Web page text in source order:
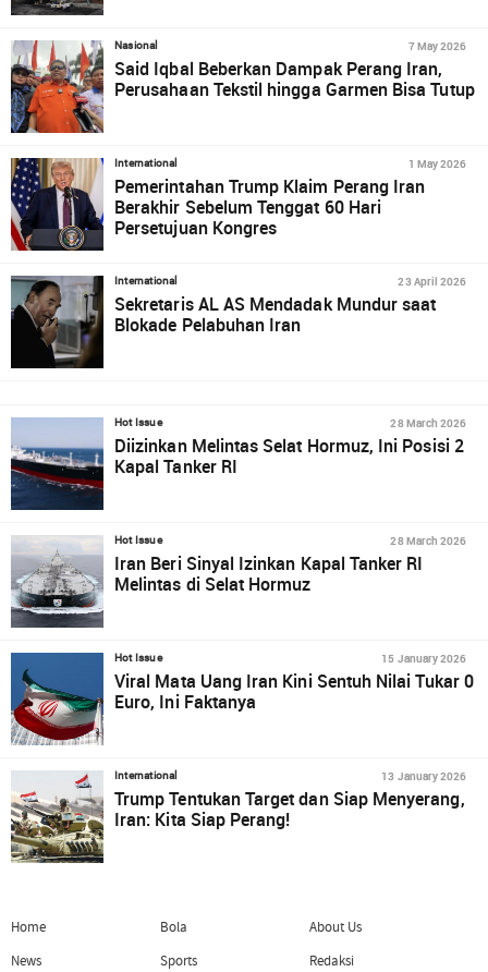
Nasional 7 May 2026
Said Iqbal Beberkan Dampak Perang Iran,
Perusahaan Tekstil hingga Garmen Bisa Tutup
International 1 May 2026
Pemerintahan Trump Klaim Perang Iran
Berakhir Sebelum Tenggat 60 Hari
Persetujuan Kongres
International 23 April 2026
Sekretaris AL AS Mendadak Mundur saat
Blokade Pelabuhan Iran
Hot Issue 28 March 2026
Diizinkan Melintas Selat Hormuz, Ini Posisi 2
Kapal Tanker RI
Hot Issue 28 March 2026
Iran Beri Sinyal Izinkan Kapal Tanker RI
Melintas di Selat Hormuz
Hot Issue 15 January 2026
Viral Mata Uang Iran Kini Sentuh Nilai Tukar 0
Euro, Ini Faktanya
International 13 January 2026
Trump Tentukan Target dan Siap Menyerang,
Iran: Kita Siap Perang!
Home
News
Bola
Sports
About Us
Redaksi